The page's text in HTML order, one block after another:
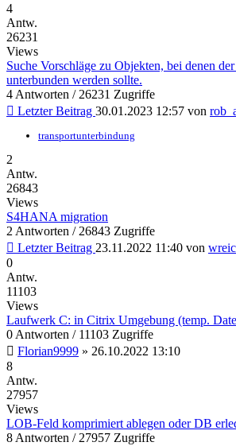
4
Antw.
26231
Views
Suche Vorschläge zu Objekten, bei denen
unterbunden werden sollte.
4 Antworten / 26231 Zugriffe
Letzter Beitrag 30.01.2023 12:57 von
transportunterbindung
2
Antw.
26843
Views
S4HANA migration
2 Antworten / 26843 Zugriffe
Letzter Beitrag 23.11.2022 11:40 von
0
Antw.
11103
Views
Laufwerk C: in Citrix Umgebung (temp.
0 Antworten / 11103 Zugriffe
Florian9999 » 26.10.2022 13:10
8
Antw.
27957
Views
LOB-Feld komprimiert ablegen oder DB
8 Antworten / 27957 Zugriffe